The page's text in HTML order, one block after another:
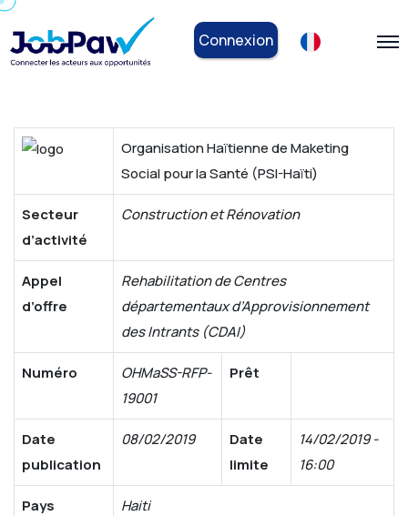
Connexion
Organisation Haïtienne de Maketing
Social pour la Santé (PSI-Haïti)
Secteur
d’activité
Construction et Rénovation
Appel
d’offre
Rehabilitation de Centres
départementaux d’Approvisionnement
des Intrants (CDAI)
Numéro
OHMaSS-RFP-
19001
Prêt
Date
publication
08/02/2019
Date
limite
14/02/2019 -
16:00
Pays
Haiti